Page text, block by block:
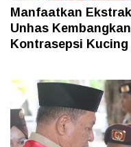
Manfaatkan
Unhas
Kontrasepsi Kucing